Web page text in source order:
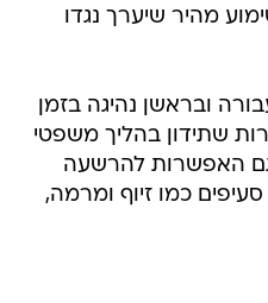
מהיר שיערך נגדו
ובראשן נהיגה בזמן
שתידון בהליך משפטי
האפשרות להרשעה
כמו זיוף ומרמה,